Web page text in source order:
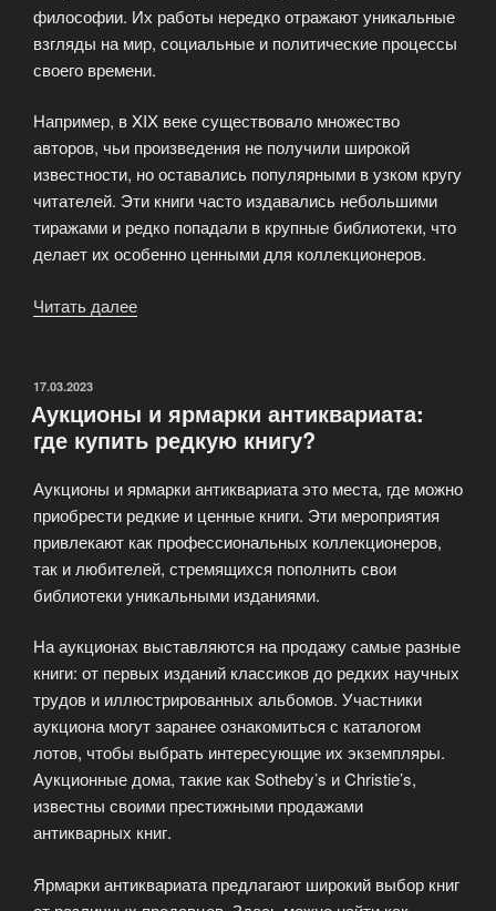
философии. Их работы нередко отражают уникальные
взгляды на мир, социальные и политические процессы
своего времени.
Например, в XIX веке существовало множество
авторов, чьи произведения не получили широкой
известности, но оставались популярными в узком кругу
читателей. Эти книги часто издавались небольшими
тиражами и редко попадали в крупные библиотеки, что
делает их особенно ценными для коллекционеров.
Читать далее
писателей»
ОПУБЛИКОВАНО
17.03.2023
Аукционы и ярмарки антиквариата:
где купить редкую книгу?
Аукционы и ярмарки антиквариата это места, где можно
приобрести редкие и ценные книги. Эти мероприятия
привлекают как профессиональных коллекционеров,
так и любителей, стремящихся пополнить свои
библиотеки уникальными изданиями.
На аукционах выставляются на продажу самые разные
книги: от первых изданий классиков до редких научных
трудов и иллюстрированных альбомов. Участники
аукциона могут заранее ознакомиться с каталогом
лотов, чтобы выбрать интересующие их экземпляры.
Аукционные дома, такие как Sotheby’s и Christie’s,
известны своими престижными продажами
антикварных книг.
Ярмарки антиквариата предлагают широкий выбор книг